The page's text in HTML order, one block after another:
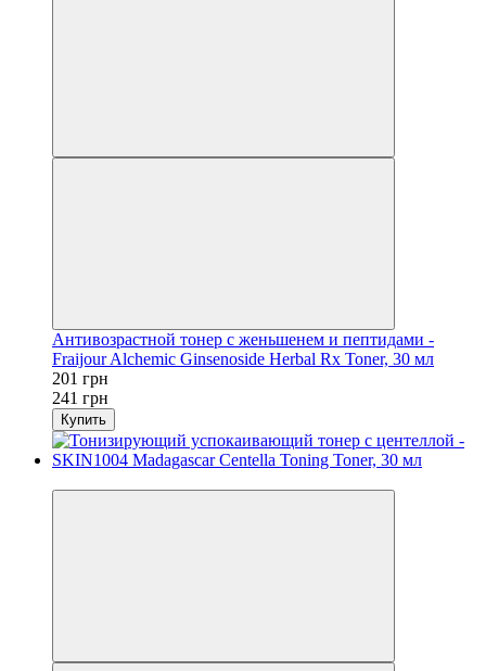
Антивозрастной тонер с женьшенем и пептидами -
Fraijour Alchemic Ginsenoside Herbal Rx Toner, 30 мл
201 грн
241 грн
Купить